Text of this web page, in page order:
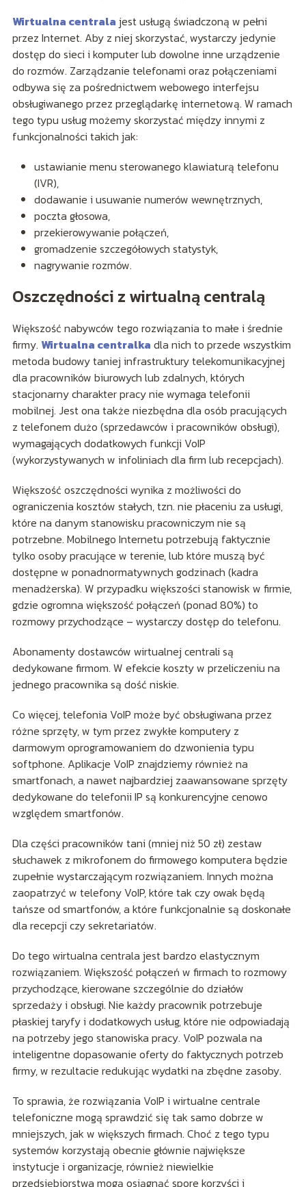
Wirtualna centrala jest usługą świadczoną w pełni
przez Internet. Aby z niej skorzystać, wystarczy jedynie
dostęp do sieci i komputer lub dowolne inne urządzenie
do rozmów. Zarządzanie telefonami oraz połączeniami
odbywa się za pośrednictwem webowego interfejsu
obsługiwanego przez przeglądarkę internetową. W ramach
tego typu usług możemy skorzystać między innymi z
funkcjonalności takich jak:
ustawianie menu sterowanego klawiaturą telefonu
(IVR),
dodawanie i usuwanie numerów wewnętrznych,
poczta głosowa,
przekierowywanie połączeń,
gromadzenie szczegółowych statystyk,
nagrywanie rozmów.
Oszczędności z wirtualną centralą
Większość nabywców tego rozwiązania to małe i średnie
firmy. Wirtualna centralka dla nich to przede wszystkim
metoda budowy taniej infrastruktury telekomunikacyjnej
dla pracowników biurowych lub zdalnych, których
stacjonarny charakter pracy nie wymaga telefonii
mobilnej. Jest ona także niezbędna dla osób pracujących
z telefonem dużo (sprzedawców i pracowników obsługi),
wymagających dodatkowych funkcji VoIP
(wykorzystywanych w infoliniach dla firm lub recepcjach).
Większość oszczędności wynika z możliwości do
ograniczenia kosztów stałych, tzn. nie płaceniu za usługi,
które na danym stanowisku pracowniczym nie są
potrzebne. Mobilnego Internetu potrzebują faktycznie
tylko osoby pracujące w terenie, lub które muszą być
dostępne w ponadnormatywnych godzinach (kadra
menadżerska). W przypadku większości stanowisk w firmie,
gdzie ogromna większość połączeń (ponad 80%) to
rozmowy przychodzące – wystarczy dostęp do telefonu.
Abonamenty dostawców wirtualnej centrali są
dedykowane firmom. W efekcie koszty w przeliczeniu na
jednego pracownika są dość niskie.
Co więcej, telefonia VoIP może być obsługiwana przez
różne sprzęty, w tym przez zwykłe komputery z
darmowym oprogramowaniem do dzwonienia typu
softphone. Aplikacje VoIP znajdziemy również na
smartfonach, a nawet najbardziej zaawansowane sprzęty
dedykowane do telefonii IP są konkurencyjne cenowo
względem smartfonów.
Dla części pracowników tani (mniej niż 50 zł) zestaw
słuchawek z mikrofonem do firmowego komputera będzie
zupełnie wystarczającym rozwiązaniem. Innych można
zaopatrzyć w telefony VoIP, które tak czy owak będą
tańsze od smartfonów, a które funkcjonalnie są doskonałe
dla recepcji czy sekretariatów.
Do tego wirtualna centrala jest bardzo elastycznym
rozwiązaniem. Większość połączeń w firmach to rozmowy
przychodzące, kierowane szczególnie do działów
sprzedaży i obsługi. Nie każdy pracownik potrzebuje
płaskiej taryfy i dodatkowych usług, które nie odpowiadają
na potrzeby jego stanowiska pracy. VoIP pozwala na
inteligentne dopasowanie oferty do faktycznych potrzeb
firmy, w rezultacie redukując wydatki na zbędne zasoby.
To sprawia, że rozwiązania VoIP i wirtualne centrale
telefoniczne mogą sprawdzić się tak samo dobrze w
mniejszych, jak w większych firmach. Choć z tego typu
systemów korzystają obecnie głównie największe
instytucje i organizacje, również niewielkie
przedsiębiorstwa mogą osiągnąć spore korzyści i